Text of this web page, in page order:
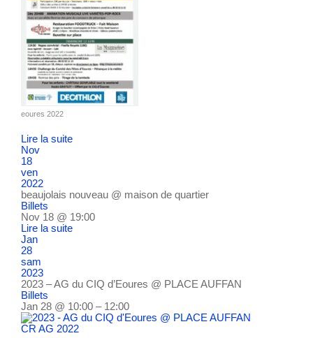
eoures 2022
Lire la suite
Nov
18
ven
2022
beaujolais nouveau @ maison de quartier
Billets
Nov 18 @ 19:00
Lire la suite
Jan
28
sam
2023
2023 – AG du CIQ d’Eoures @ PLACE AUFFAN
Billets
Jan 28 @ 10:00 – 12:00
CR AG 2022